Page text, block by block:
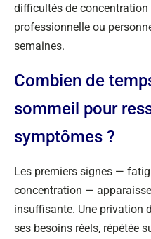
difficultés de
professionnelle ou
semaines.
Combien de
sommeil pour
symptômes ?
Les premiers signes —
concentration —
insuffisante. Une privation
ses besoins réels, répétée